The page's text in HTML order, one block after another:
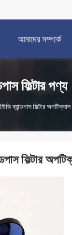
আমাদের সম্পর্কে
ফিল্টার পণ্য
ব্যান্ডপাস ফিল্টার
ফিল্টার